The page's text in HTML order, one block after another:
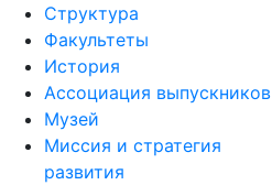
Структура
Факультеты
История
Ассоциация выпускников
Музей
Миссия и стратегия
развития